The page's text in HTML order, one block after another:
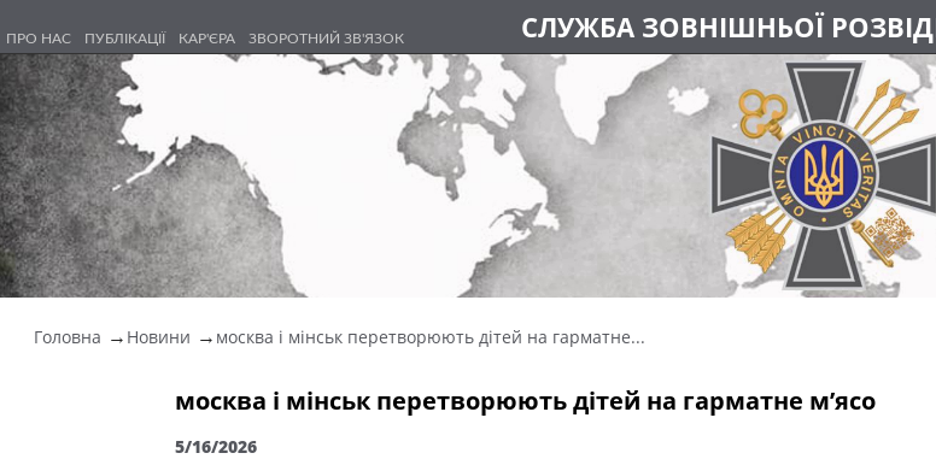
СЛУЖБА ЗОВНІШНЬОЇ
ПРО НАС ПУБЛІКАЦІЇ КАР'ЄРА ЗВОРОТНИЙ ЗВ'ЯЗОК
Головна Новини москва і мінськ перетворюють дітей на гарматне...
москва і мінськ перетворюють дітей на гарматне м’ясо
5/16/2026